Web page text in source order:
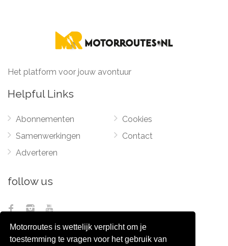
Motorroutes is wettelijk verplicht om je
toestemming te vragen voor het gebruik van
Het platform voor jouw avontuur
Helpful Links
Abonnementen
Samenwerkingen
Adverteren
Cookies
Contact
follow us